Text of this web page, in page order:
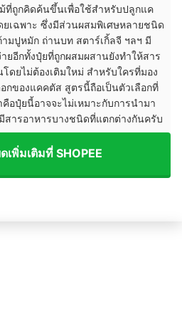
ที่ถูกคิดค้นขึ้นเพื่อใช้สำหรับปลูกแค
เฉพาะ ซึ่งมีส่วนผสมพิเศษหลายชนิด
มปูหมัก ถ่านบท สตาร์เกิ้ลจี ฯลฯ มี
ยอีกทั้งปุ๋ยที่ถูกผสมผสานยังทำให้สาร
ดยไม่ต้องเติมใหม่ สำหรับใครที่มอง
ของแคคตัส สูตรนี้ถือเป็นตัวเลือกที่
ปุ๋ยนี้อาจจะไม่เหมาะกับการนำมา
สารอาหารบางชนิดที่แตกต่างกันครับ
เพิ่มเติมที่ SHOPEE